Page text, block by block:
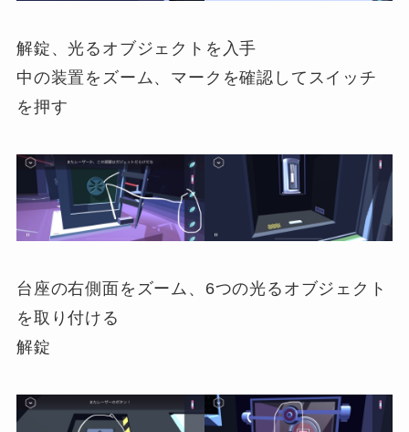
解錠、光るオブジェクトを入手
中の装置をズーム、マークを確認してスイッチ
を押す
台座の右側面をズーム、6つの光るオブジェクト
を取り付ける
解錠